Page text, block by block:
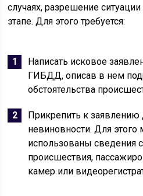
случаях, разрешение
этапе. Для этого требуется:
Написать исковое
ГИБДД, описав в нем
обстоятельства
Прикрепить к заявлению
невиновности. Для этого
использованы сведения
происшествия,
камер или